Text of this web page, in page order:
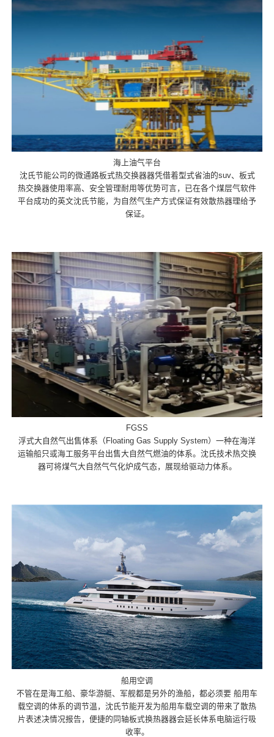
海上油气平台
沈氏节能公司的微通路板式热交换器器凭借着型式省油的suv、板式
热交换器使用率高、安全管理耐用等优势可言，已在各个煤层气软件
平台成功的英文沈氏节能，为自然气生产方式保证有效散热器理给予
保证。
FGSS
浮式大自然气出售体系（Floating Gas Supply System）一种在海洋
运输船只或海工服务平台出售大自然气燃油的体系。沈氏技术热交换
器可将煤气大自然气气化炉成气态，展现给驱动力体系。
船用空调
不管在是海工船、豪华游艇、军舰都是另外的渔船，都必须要 船用车
载空调的体系的调节温，沈氏节能开发为船用车载空调的带来了散热
片表述决情况报告，便捷的同轴板式换热器器会延长体系电脑运行吸
收率。